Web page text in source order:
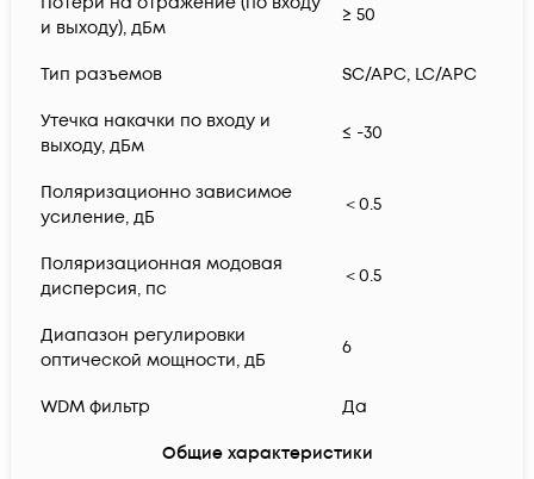
и выходу), дБм
≥ 50
Тип разъемов SC/APC, LC/APC
Утечка накачки по входу и
выходу, дБм
≤ -30
Поляризационно зависимое
усиление, дБ
＜0.5
Поляризационная модовая
дисперсия, пс
＜0.5
Диапазон регулировки
оптической мощности, дБ
6
WDM фильтр Да
Общие характеристики